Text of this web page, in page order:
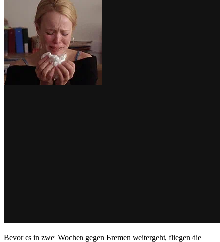
Bevor es in zwei Wochen gegen Bremen weitergeht, fliegen die